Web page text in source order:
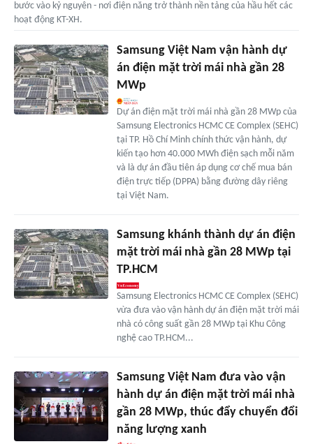
bước vào kỷ nguyên - nơi điện năng trở thành nền tảng của hầu hết các
hoạt động KT-XH.
Samsung Việt Nam vận hành dự
án điện mặt trời mái nhà gần 28
MWp
Dự án điện mặt trời mái nhà gần 28 MWp của
Samsung Electronics HCMC CE Complex (SEHC)
tại TP. Hồ Chí Minh chính thức vận hành, dự
kiến tạo hơn 40.000 MWh điện sạch mỗi năm
và là dự án đầu tiên áp dụng cơ chế mua bán
điện trực tiếp (DPPA) bằng đường dây riêng
tại Việt Nam.
Samsung khánh thành dự án điện
mặt trời mái nhà gần 28 MWp tại
TP.HCM
Samsung Electronics HCMC CE Complex (SEHC)
vừa đưa vào vận hành dự án điện mặt trời mái
nhà có công suất gần 28 MWp tại Khu Công
nghệ cao TP.HCM...
Samsung Việt Nam đưa vào vận
hành dự án điện mặt trời mái nhà
gần 28 MWp, thúc đẩy chuyển đổi
năng lượng xanh